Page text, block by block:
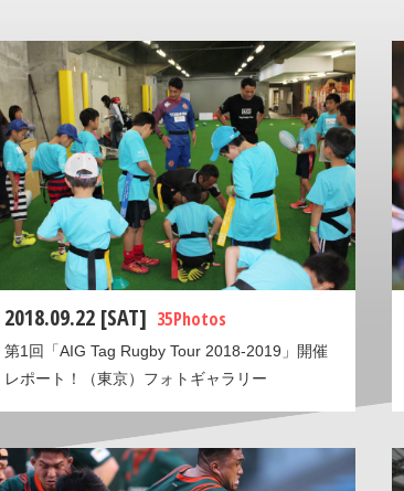
2018.09.22 [SAT] 35 Photos
第1回「AIG Tag Rugby Tour 2018-2019」開催
レポート！（東京）フォトギャラリー